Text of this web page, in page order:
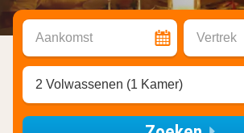
Aankomst Vertrek
2 Volwassenen (1 Kamer)